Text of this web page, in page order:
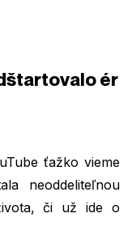
ér
ťažko vieme
neoddeliteľnou
či už ide o